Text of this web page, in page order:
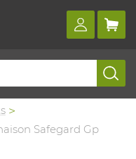
Safegard Gp